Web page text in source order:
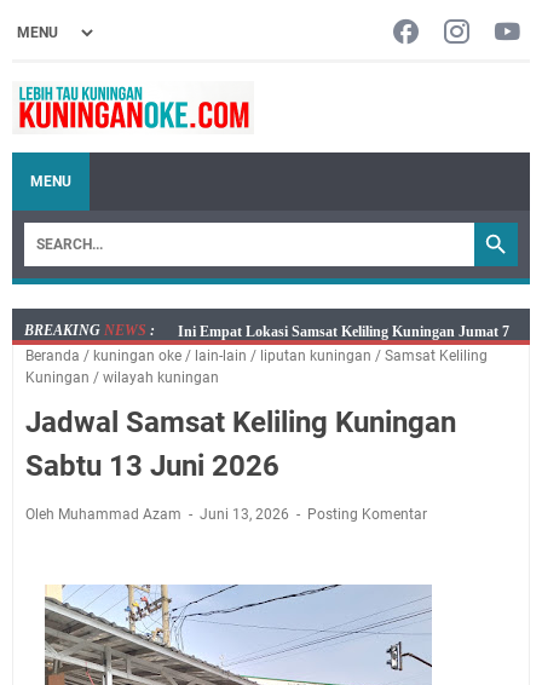
MENU
BREAKING NEWS :
Jumat 7 Agustus 2026 Mobil SIM Keliling Ada di
Kecamatan Sindangagung
Dicabut Dari Hidupmu, Kamu Akan Tetap Berjalan
Kelaparan Meskipun Memiliki Sekarung Penuh Uang
juga Tempat Beristirahat yang Paling Menenangkan, Ini
Sangat Seru
Warga Mulai Kesulitan Air Bersih Akibat Kekeringan,
Polres Kuningan dan PAM Tirta Kamuning Salurakan
Beranda / kuningan oke / lain-lain / liputan kuningan / Samsat Keliling
Kuningan / wilayah kuningan
Jadwal Samsat Keliling Kuningan
Sabtu 13 Juni 2026
Oleh Muhammad Azam Juni 13, 2026 Posting Komentar